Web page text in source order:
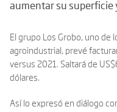
aumentar su superficie
El grupo Los Grobo, uno de
agroindustrial, prevé
versus 2021. Saltará de
dólares.
Así lo expresó en diálogo